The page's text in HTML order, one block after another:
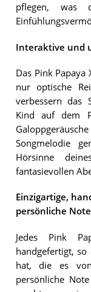
pflegen, was
Interaktive und
Das Pink
nur optische
verbessern das
Kind auf dem
Songmelodie
Hörsinne
fantasievollen
Einzigartige,
persönliche Note
Jedes Pink
handgefertigt, so
hat, die es
persönliche